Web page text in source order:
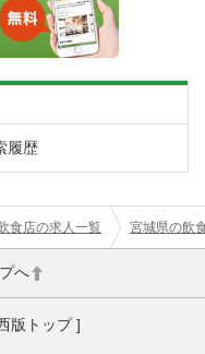
履歴
食店の求人一覧 宮城県の飲
へ
版トップ ]